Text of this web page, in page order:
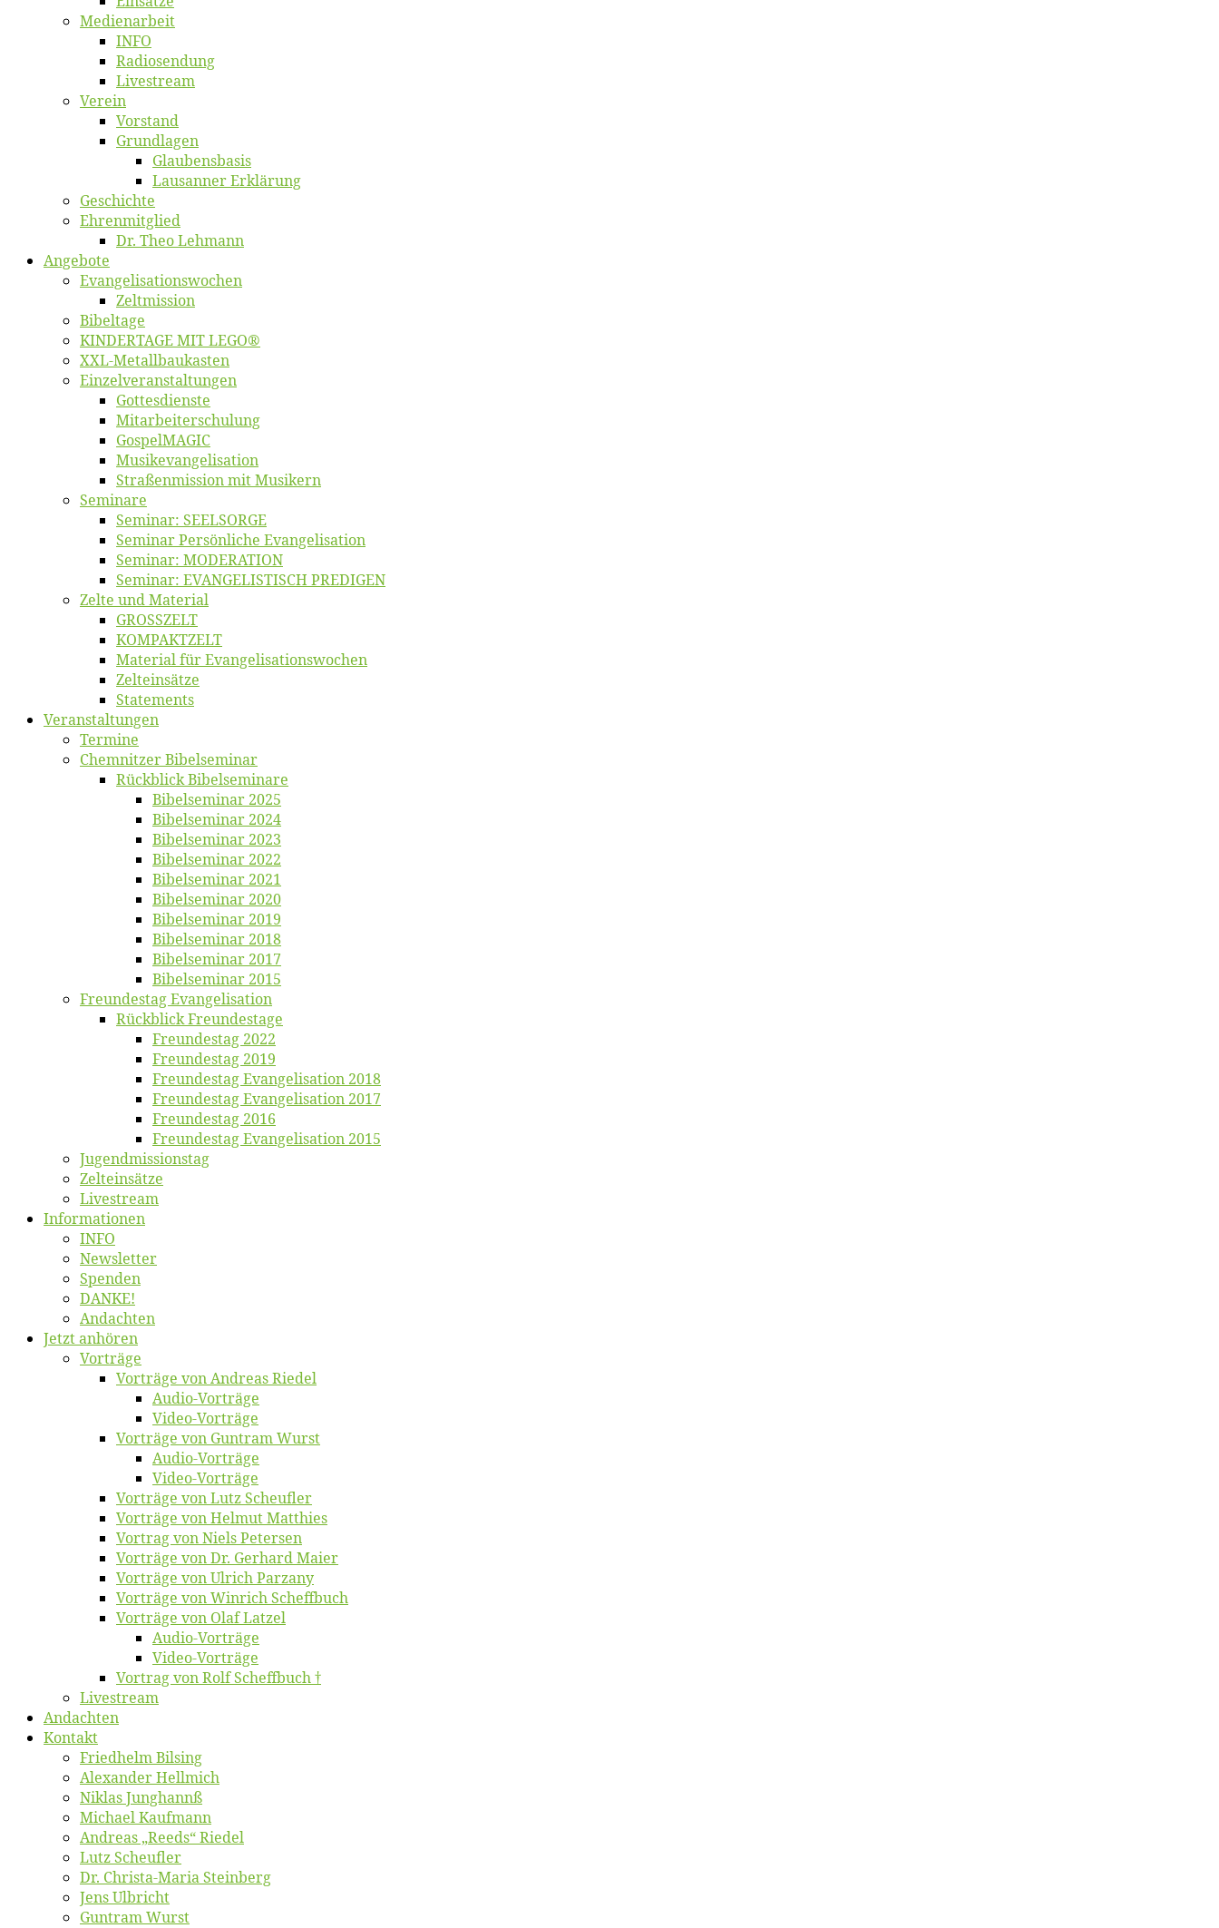
Me­di­en­ar­beit
INFO
Ra­dio­sen­dung
Live­stream
Ver­ein
Vor­stand
Grund­la­gen
Glaubens­ba­sis
Lausan­ner Erklärung
Ge­schich­te
Eh­ren­mit­glied
Dr. Theo Lehmann
An­ge­bo­te
Evangelisa­tions­wo­chen
Zelt­mis­si­on
Bi­bel­ta­ge
KINDERTAGE MIT LEGO®
XXL-Me­­tal­l­­bau­­kas­­ten
Einzelver­an­stal­tungen
Got­tes­diens­te
Mitarbeiter­schulung
Gos­pel­MA­GIC
Musikevan­ge­li­sa­tion
Straßenmis­sion mit Musikern
Se­mi­na­re
Se­mi­nar: SEELSORGE
Se­mi­nar Per­sön­li­che Evangelisation
Se­mi­nar: MODERATION
Se­mi­nar: EVANGELISTISCH PREDIGEN
Zel­te und Material
GROSSZELT
KOMPAKTZELT
Ma­te­ri­al für Evangelisationswochen
Zelt­ein­sät­ze
State­ments
Ver­an­stal­tun­gen
Ter­mi­ne
Chemnit­zer Bibelseminar
Rück­blick Bibelseminare
Bi­bel­se­mi­nar 2025
Bi­bel­se­mi­nar 2024
Bi­bel­se­mi­nar 2023
Bi­bel­se­mi­nar 2022
Bi­bel­se­mi­nar 2021
Bi­bel­se­mi­nar 2020
Bi­bel­se­mi­nar 2019
Bi­bel­se­mi­nar 2018
Bibelsemi­nar 2017
Bibelsemi­nar 2015
Freun­des­tag Evangelisation
Rück­blick Freundestage
Freun­des­tag 2022
Freun­des­tag 2019
Freun­des­tag Evan­ge­li­sa­ti­on 2018
Freun­des­tag Evan­ge­li­sa­ti­on 2017
Freun­des­tag 2016
Freun­des­tag Evan­ge­li­sa­ti­on 2015
Jugend­mis­sions­tag
Zelt­ein­sät­ze
Live­stream
Informatio­nen
INFO
News­let­ter
Spen­den
DANKE!
An­dach­ten
Jetzt an­hö­ren
Vor­trä­ge
Vor­trä­ge von An­dre­as Riedel
Au­dio-Vor­trä­ge
Vi­deo-Vor­trä­ge
Vor­trä­ge von Gun­tram Wurst
Au­dio-Vor­trä­ge
Vi­deo-Vor­trä­ge
Vor­trä­ge von Lutz Scheufler
Vor­trä­ge von Hel­mut Matthies
Vor­trag von Niels Petersen
Vor­trä­ge von Dr. Ger­hard Maier
Vor­trä­ge von Ul­rich Parzany
Vor­trä­ge von Win­rich Scheffbuch
Vor­trä­ge von Olaf Latzel
Au­dio-Vor­trä­ge
Vi­deo-Vor­trä­ge
Vor­trag von Rolf Scheffbuch †
Live­stream
An­dach­ten
Kon­takt
Fried­helm Bilsing
Alex­an­der Hellmich
Ni­klas Junghannß
Mi­cha­el Kaufmann
An­dre­as „Reeds“ Riedel
Lutz Scheuf­ler
Dr. Chris­­ta-Ma­ria Steinberg
Jens Ulb­richt
Gun­tram Wurst